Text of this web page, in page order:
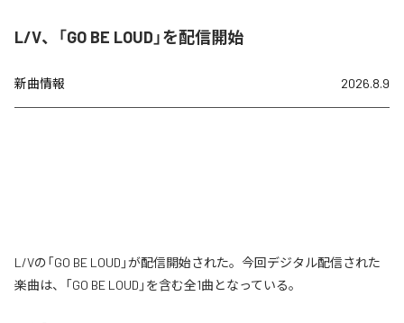
L/V、「GO BE LOUD」を配信開始
新曲情報 2026.8.9
L/Vの「GO BE LOUD」が配信開始された。今回デジタル配信された
楽曲は、「GO BE LOUD」を含む全1曲となっている。